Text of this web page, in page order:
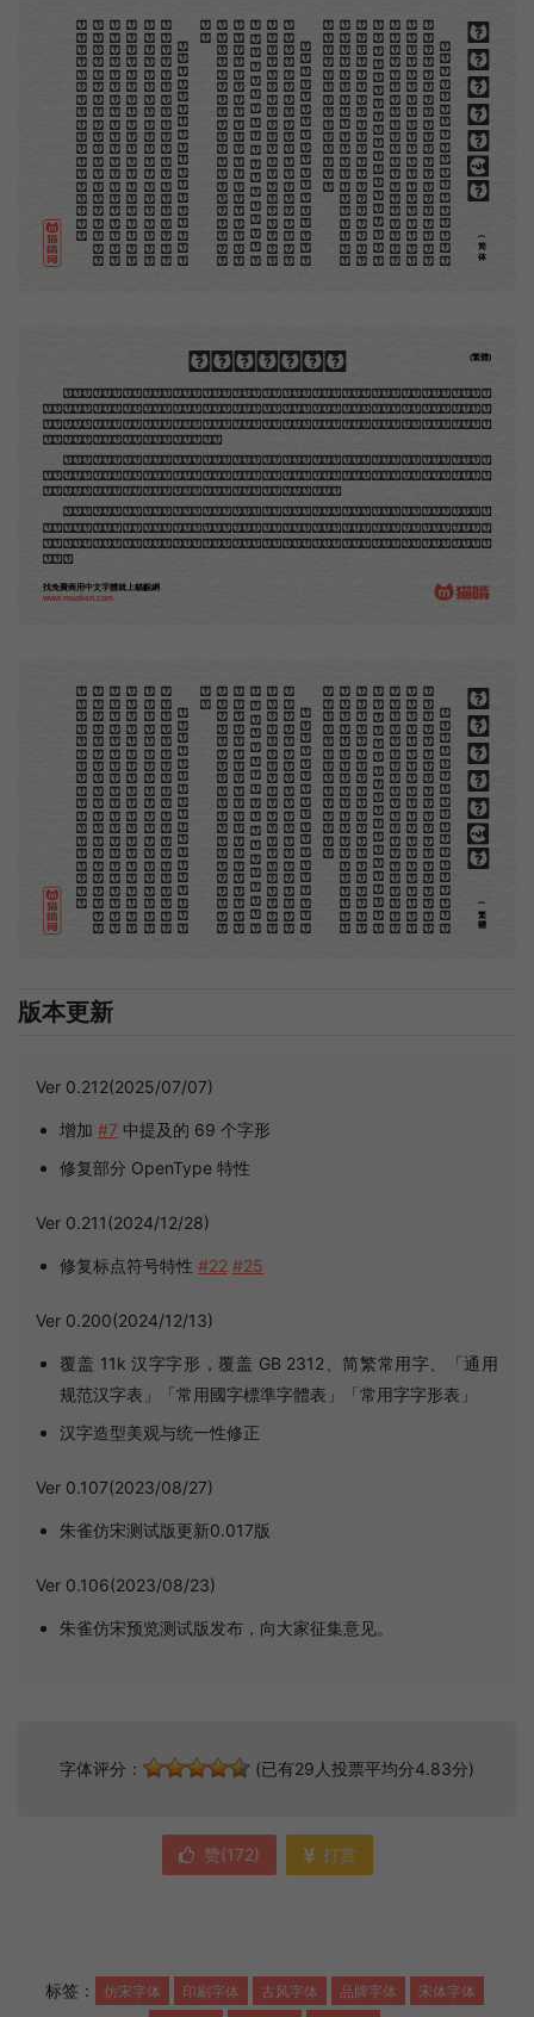
木刻创作法·序
地
不
问
东
西
，
凡
木
刻
的
图
版
，
向
来
是
画
管
画，
刻
管
刻
，
印
管
印
的
。
中
国
用
得
最
早
，
而
照
例也
久
经
衰
退
；
清
光
绪
中
，
英
人
傅
兰
雅
氏
编
印
《格
致
汇
编
》
，
插
图
就
已
非
中
国
刻
工
所
能
刻
，
精细
的
必
需
由
英
国
运
了
图
版
来
。
那
就
是
所
谓
「木
口
木
刻
」
，
也
即
「
复
制
木
刻
」
，
和
用
在
编
给印
度
人
读
的
英
文
书
，
后
来
也
就
移
给
中
国
人
读
的英
文
书
上
的
插
画
，
是
同
类
的
。
那
时
我
还
是
一
个
儿
童
，
见
了
这
些
图
，
便
震
惊于
它
的
精
工
活
泼
，
当
作
宝
贝
看
。
到
近
几
年
，
才知
道
西
洋
还
有
一
种
由
画
家
一
手
造
成
的
版
画
，
也就
是
原
画
，
倘
用
木
版
，
便
叫
作
「
创
作
木
刻」
，
是
艺
术
家
直
接
的
创
作
品
，
毫
不
假
手
于
刻
者和
印
者
的
。
现
在
我
们
所
要
绍
介
的
，
便
是
这
一
种
。
但
是
至
今
没
有
一
本
讲
说
木
刻
的
书
，
这
才
是
第一
本
。
虽
然
稍
简
略
，
却
已
经
给
了
读
者
一
个
大
意。
由
此
发
展
下
去
，
路
是
广
大
得
很
。
题
材
会
丰
富起
来
的
，
技
艺
也
会
精
炼
起
来
的
，
采
取
新
法
，
加以
中
国
旧
日
之
所
长
，
还
有
开
出
一
条
新
的
路
径
来的
希
望
。
那
时
作
者
各
将
自
己
的
本
领
和
心
得
，
贡献
出
来
，
中
国
的
木
刻
界
就
会
发
生
光
焰
。
(简体)
木刻創作法·序
地不問東西，凡木刻的圖版，向來是畫管畫，刻管刻，印管印的。中國用得最早，而照例也久經衰
退；清光緒中，英人傅蘭雅氏編印《格致彙編》，插圖就已非中國刻工所能刻，精細的必需由英國運了
圖版來。那就是所謂「木口木刻」，也即「複製木刻」，和用在編給印度人讀的英文書，後來也就移給
中國人讀的英文書上的插畫，是同類的。
那時我還是一個兒童，見了這些圖，便震驚於它的精工活潑，當作寶貝看。到近幾年，才知道西洋
還有一種由畫家一手造成的版畫，也就是原畫，倘用木版，便叫作「創作木刻」，是藝術家直接的創作
品，毫不假手於刻者和印者的。現在我們所要紹介的，便是這一種。
但是至今沒有一本講說木刻的書，這才是第一本。雖然稍簡略，卻已經給了讀者一個大意。由此發
展下去，路是廣大得很。題材會豐富起來的，技藝也會精煉起來的，採取新法，加以中國舊日之所長，
還有開出一條新的路徑來的希望。那時作者各將自己的本領和心得，貢獻出來，中國的木刻界就會發生
光焰。
(繁體)
找免費商用中文字體就上貓齦網
www.maoken.com
木刻創作法·序
地
不
問
東
西
，
凡
木
刻
的
圖
版
，
向
來
是
畫
管
畫，
刻
管
刻
，
印
管
印
的
。
中
國
用
得
最
早
，
而
照
例也
久
經
衰
退
；
清
光
緒
中
，
英
人
傅
蘭
雅
氏
編
印
《格
致
彙
編
》
，
插
圖
就
已
非
中
國
刻
工
所
能
刻
，
精細
的
必
需
由
英
國
運
了
圖
版
來
。
那
就
是
所
謂
「木
口
木
刻
」
，
也
即
「
複
製
木
刻
」
，
和
用
在
編
給印
度
人
讀
的
英
文
書
，
後
來
也
就
移
給
中
國
人
讀
的英
文
書
上
的
插
畫
，
是
同
類
的
。
那
時
我
還
是
一
個
兒
童
，
見
了
這
些
圖
，
便
震
驚於
它
的
精
工
活
潑
，
當
作
寶
貝
看
。
到
近
幾
年
，
才知
道
西
洋
還
有
一
種
由
畫
家
一
手
造
成
的
版
畫
，
也就
是
原
畫
，
倘
用
木
版
，
便
叫
作
「
創
作
木
刻」
，
是
藝
術
家
直
接
的
創
作
品
，
毫
不
假
手
於
刻
者和
印
者
的
。
現
在
我
們
所
要
紹
介
的
，
便
是
這
一
種
。
但
是
至
今
沒
有
一
本
講
說
木
刻
的
書
，
這
才
是
第一
本
。
雖
然
稍
簡
略
，
卻
已
經
給
了
讀
者
一
個
大
意。
由
此
發
展
下
去
，
路
是
廣
大
得
很
。
題
材
會
豐
富起
來
的
，
技
藝
也
會
精
煉
起
來
的
，
採
取
新
法
，
加以
中
國
舊
日
之
所
長
，
還
有
開
出
一
條
新
的
路
徑
來的
希
望
。
那
時
作
者
各
將
自
己
的
本
領
和
心
得
，
貢獻
出
來
，
中
國
的
木
刻
界
就
會
發
生
光
焰
。
(繁體)
版本更新
Ver 0.212(2025/07/07)
增加 #7 中提及的 69 个字形
修复部分 OpenType 特性
Ver 0.211(2024/12/28)
修复标点符号特性 #22 #25
Ver 0.200(2024/12/13)
覆盖 11k 汉字字形，覆盖 GB 2312、简繁常用字、「通用
规范汉字表」「常用國字標準字體表」「常用字字形表」
汉字造型美观与统一性修正
Ver 0.107(2023/08/27)
朱雀仿宋测试版更新0.017版
Ver 0.106(2023/08/23)
朱雀仿宋预览测试版发布，向大家征集意见。
字体评分： (已有29人投票平均分4.83分)
赞(172) 打赏
标签： 仿宋字体 印刷字体 古风字体 品牌字体
宋体字体